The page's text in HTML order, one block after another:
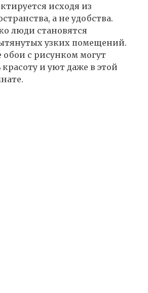
исходя из
а не удобства.
люди становятся
узких помещений.
с рисунком могут
красоту и уют даже в этой